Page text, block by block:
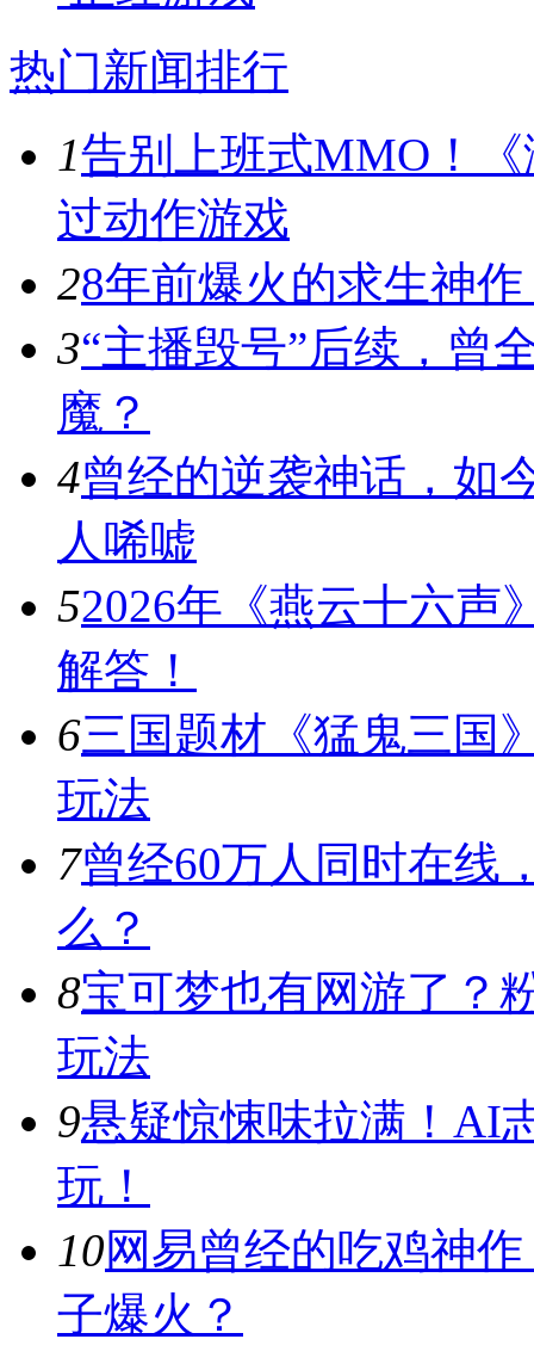
热门新闻排行
1告别上班式MMO！
过动作游戏
28年前爆火的求生神
3“主播毁号”后续，曾
魔？
4曾经的逆袭神话，如
人唏嘘
52026年《燕云十六声
解答！
6三国题材《猛鬼三国
玩法
7曾经60万人同时在线
么？
8宝可梦也有网游了？
玩法
9悬疑惊悚味拉满！AI
玩！
10网易曾经的吃鸡神
子爆火？